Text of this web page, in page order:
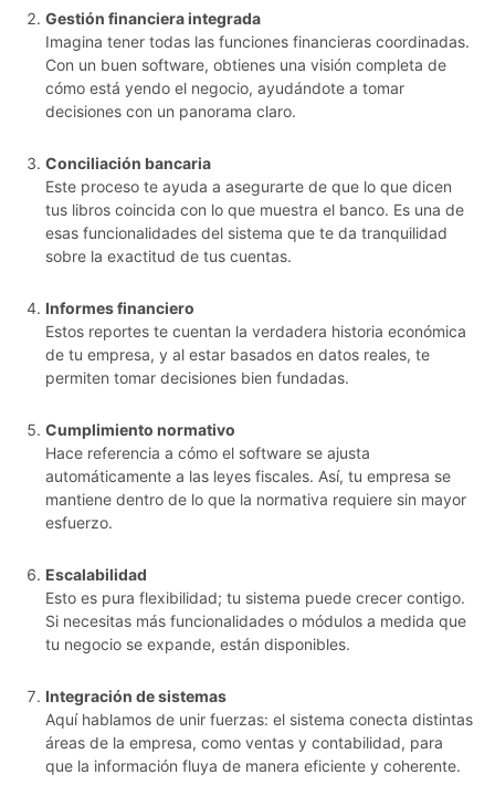
Gestión financiera integrada
Imagina tener todas las funciones financieras coordinadas.
Con un buen software, obtienes una visión completa de
cómo está yendo el negocio, ayudándote a tomar
decisiones con un panorama claro.
Conciliación bancaria
Este proceso te ayuda a asegurarte de que lo que dicen
tus libros coincida con lo que muestra el banco. Es una de
esas funcionalidades del sistema que te da tranquilidad
sobre la exactitud de tus cuentas.
Informes financiero
Estos reportes te cuentan la verdadera historia económica
de tu empresa, y al estar basados en datos reales, te
permiten tomar decisiones bien fundadas.
Cumplimiento normativo
Hace referencia a cómo el software se ajusta
automáticamente a las leyes fiscales. Así, tu empresa se
mantiene dentro de lo que la normativa requiere sin mayor
esfuerzo.
Escalabilidad
Esto es pura flexibilidad; tu sistema puede crecer contigo.
Si necesitas más funcionalidades o módulos a medida que
tu negocio se expande, están disponibles.
Integración de sistemas
Aquí hablamos de unir fuerzas: el sistema conecta distintas
áreas de la empresa, como ventas y contabilidad, para
que la información fluya de manera eficiente y coherente.